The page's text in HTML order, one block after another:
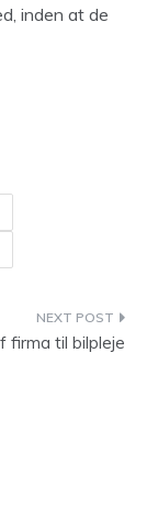
inden at de
firma til bilpleje